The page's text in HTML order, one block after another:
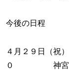
今後の日程
４月２９日（
０ 神宮